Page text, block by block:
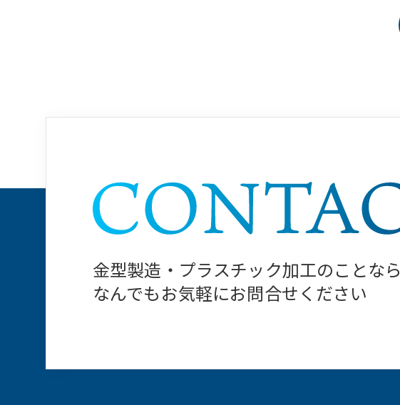
⾦型製造・プラスチック加⼯のことなら
なんでもお気軽にお問合せください